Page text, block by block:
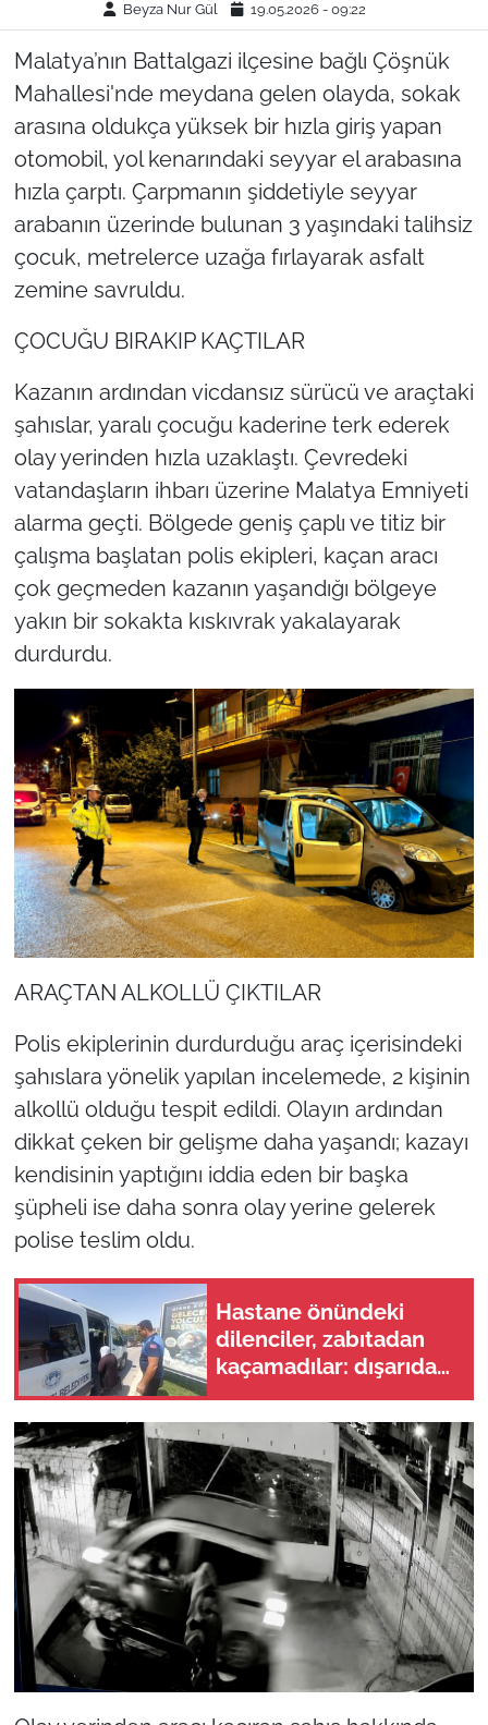
Beyza Nur Gül 19.05.2026 - 09:22
Malatya’nın Battalgazi ilçesine bağlı Çöşnük
Mahallesi'nde meydana gelen olayda, sokak
arasına oldukça yüksek bir hızla giriş yapan
otomobil, yol kenarındaki seyyar el arabasına
hızla çarptı. Çarpmanın şiddetiyle seyyar
arabanın üzerinde bulunan 3 yaşındaki talihsiz
çocuk, metrelerce uzağa fırlayarak asfalt
zemine savruldu.
ÇOCUĞU BIRAKIP KAÇTILAR
Kazanın ardından vicdansız sürücü ve araçtaki
şahıslar, yaralı çocuğu kaderine terk ederek
olay yerinden hızla uzaklaştı. Çevredeki
vatandaşların ihbarı üzerine Malatya Emniyeti
alarma geçti. Bölgede geniş çaplı ve titiz bir
çalışma başlatan polis ekipleri, kaçan aracı
çok geçmeden kazanın yaşandığı bölgeye
yakın bir sokakta kıskıvrak yakalayarak
durdurdu.
ARAÇTAN ALKOLLÜ ÇIKTILAR
Polis ekiplerinin durdurduğu araç içerisindeki
şahıslara yönelik yapılan incelemede, 2 kişinin
alkollü olduğu tespit edildi. Olayın ardından
dikkat çeken bir gelişme daha yaşandı; kazayı
kendisinin yaptığını iddia eden bir başka
şüpheli ise daha sonra olay yerine gelerek
polise teslim oldu.
Hastane önündeki
dilenciler, zabıtadan
kaçamadılar: dışarıdan
döndüler!